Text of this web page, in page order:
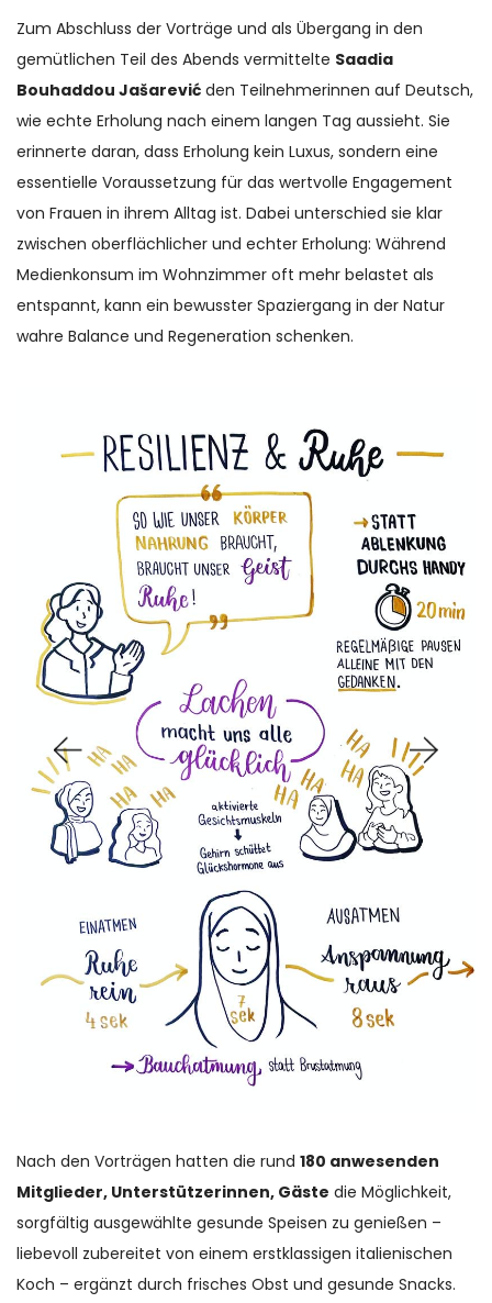
Zum Abschluss der Vorträge und als Übergang in den
gemütlichen Teil des Abends vermittelte Saadia
Bouhaddou Jašarević den Teilnehmerinnen auf Deutsch,
wie echte Erholung nach einem langen Tag aussieht. Sie
erinnerte daran, dass Erholung kein Luxus, sondern eine
essentielle Voraussetzung für das wertvolle Engagement
von Frauen in ihrem Alltag ist. Dabei unterschied sie klar
zwischen oberflächlicher und echter Erholung: Während
Medienkonsum im Wohnzimmer oft mehr belastet als
entspannt, kann ein bewusster Spaziergang in der Natur
wahre Balance und Regeneration schenken.
Nach den Vorträgen hatten die rund 180 anwesenden
Mitglieder, Unterstützerinnen, Gäste die Möglichkeit,
sorgfältig ausgewählte gesunde Speisen zu genießen –
liebevoll zubereitet von einem erstklassigen italienischen
Koch – ergänzt durch frisches Obst und gesunde Snacks.